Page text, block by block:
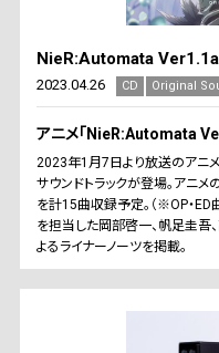
NieR:Automata
2023.04.26 CD Original
アニメ「NieR:Automata
2023年1月7日より放送のアニ
サウンドトラックが登場。アニ
を計15曲収録予定。（※OP・ED
を担当した岡部啓一、帆足圭吾
よるライナーノーツを掲載。